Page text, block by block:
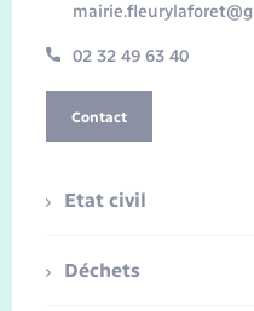
02 32 49 63 40
Contact
Etat civil
Déchets